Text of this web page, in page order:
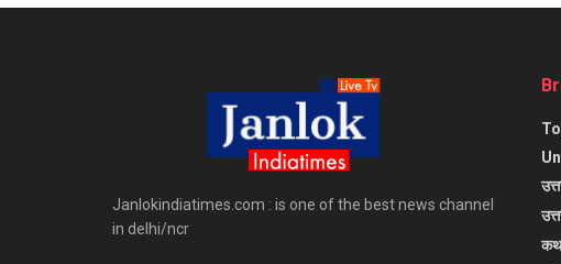
Janlokindiatimes.com : is one of the best news channel
in delhi/ncr